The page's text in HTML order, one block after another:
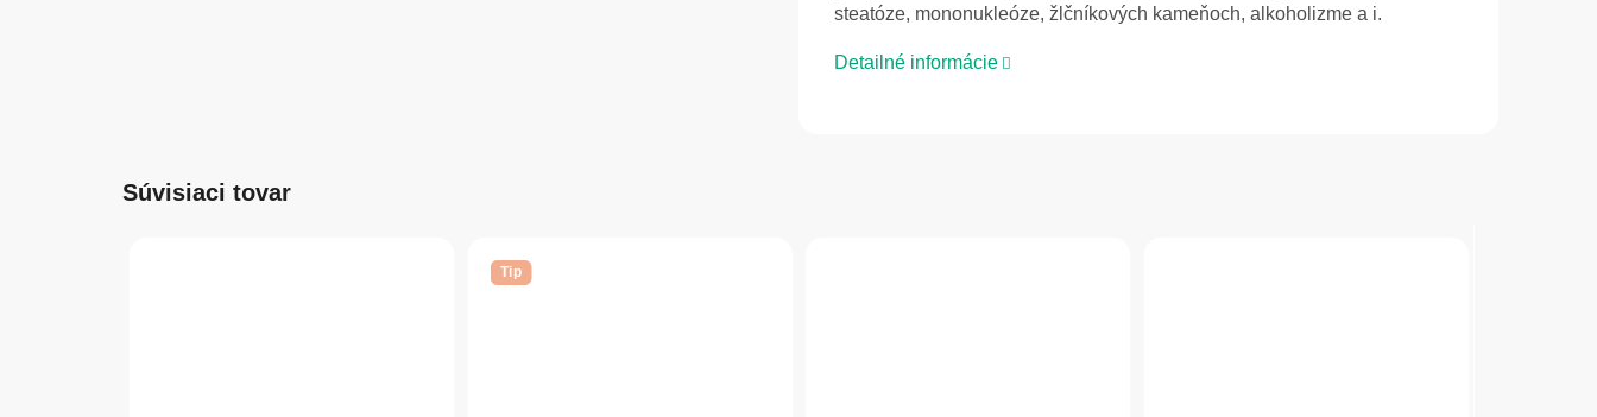
steatóze, mononukleóze, žlčníkových kameňoch, alkoholizme a i.
Detailné informácie
Súvisiaci tovar
Tip